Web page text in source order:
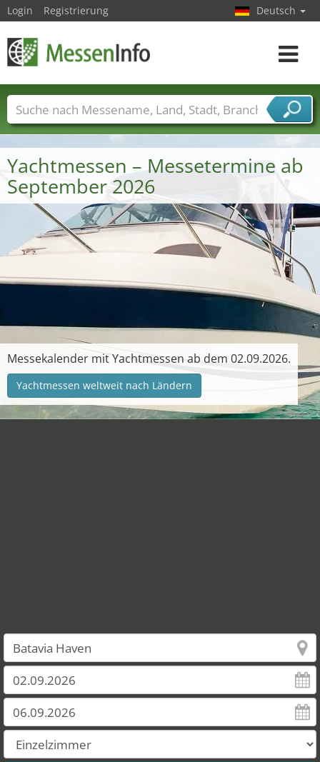
Yachtmessen – Messetermine ab
September 2026
Messekalender mit Yachtmessen ab dem 02.09.2026.
Yachtmessen weltweit nach Ländern
Login Registrierung Deutsch
Toggle
Messenamen Länder Städte
Branchen
Dienstleisterbranchen